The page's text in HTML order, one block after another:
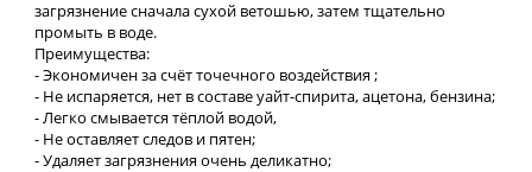
загрязнение сначала сухой ветошью, затем тщательно
промыть в воде.
Преимущества:
- Экономичен за счёт точечного воздействия ;
- Не испаряется, нет в составе уайт-спирита, ацетона, бензина;
- Легко смывается тёплой водой,
- Не оставляет следов и пятен;
- Удаляет загрязнения очень деликатно;